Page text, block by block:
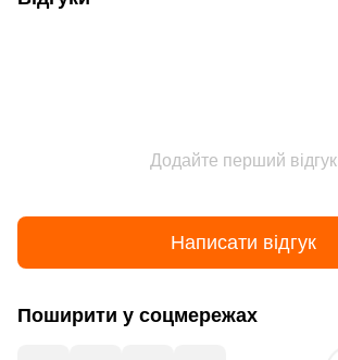
Додайте перший відгук
Написати відгук
Поширити у соцмережах